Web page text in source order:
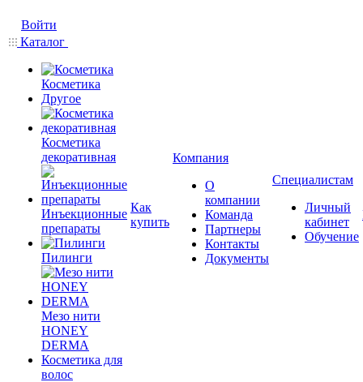
Войти
Каталог
Косметика
Другое
Косметика
декоративная
Инъекционные
препараты
Пилинги
Мезо нити
HONEY
DERMA
Косметика для
волос
Как
купить
Компания
О
компании
Команда
Партнеры
Контакты
Документы
Специалистам
Личный
кабинет
Обучение